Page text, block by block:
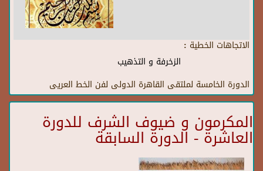
الاتجاهات الخطية :
الزخرفة و التذهيب
الدورة الخامسة لملتقى القاهرة الدولى لفن الخط العريى
المكرمون و ضيوف الشرف للدورة
العاشرة - الدورة السابقة